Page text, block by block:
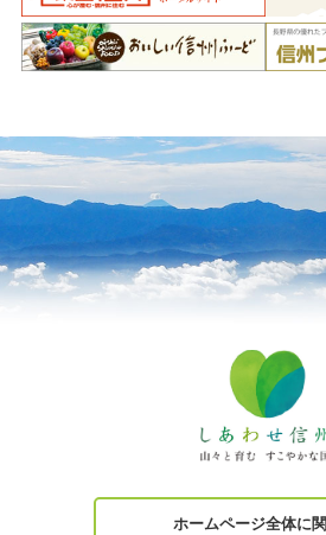
ホームページ全体に